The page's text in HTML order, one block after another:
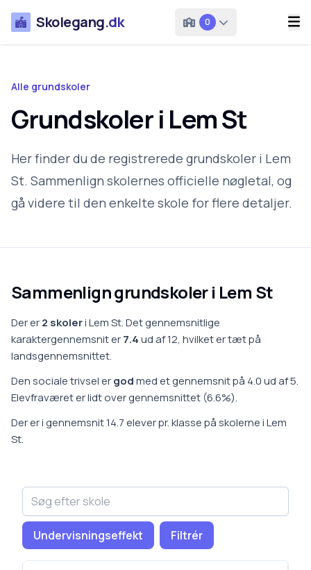
Skolegang.dk 0
Alle grundskoler
Grundskoler i Lem St
Her finder du de registrerede grundskoler i Lem
St. Sammenlign skolernes officielle nøgletal, og
gå videre til den enkelte skole for flere detaljer.
Sammenlign grundskoler i Lem St
Der er2 skoleriLem St.Det gennemsnitlige
karaktergennemsnit er7.4ud af 12, hvilket ertæt på
landsgennemsnittet.
Den sociale trivsel ergodmed et gennemsnit på 4.0ud af 5.
Elevfraværet erlidt over gennemsnittet (6.6%).
Der er i gennemsnit14.7elever pr. klasse påskolerne iLem
St.
Undervisningseffekt Filtrér